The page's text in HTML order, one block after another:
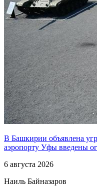
В Башкирии объявлена
аэропорту Уфы введены
6 августа 2026
Наиль Байназаров